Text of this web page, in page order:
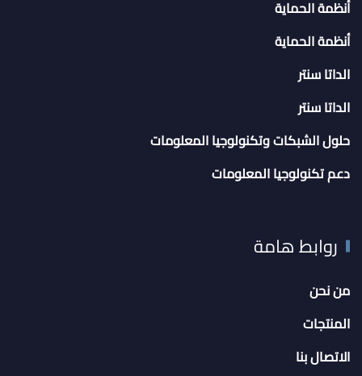
أنظمة الحماية
أنظمة الحماية
الداتا سنتر
الداتا سنتر
حلول الشبكات وتكنولوجيا المعلومات
دعم تكنولوجيا المعلومات
روابط هامة
من نحن
المنتجات
الاتصال بنا